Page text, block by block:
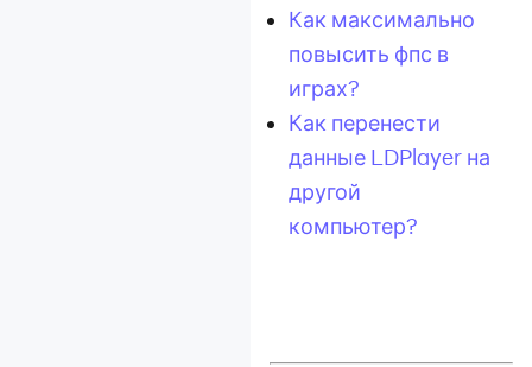
Как максимально
повысить фпс в
играх?
Как перенести
данные LDPlayer на
другой
компьютер?